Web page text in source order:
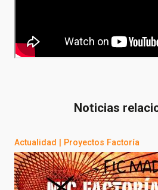
Noticias
Actualidad Proyectos Factoría